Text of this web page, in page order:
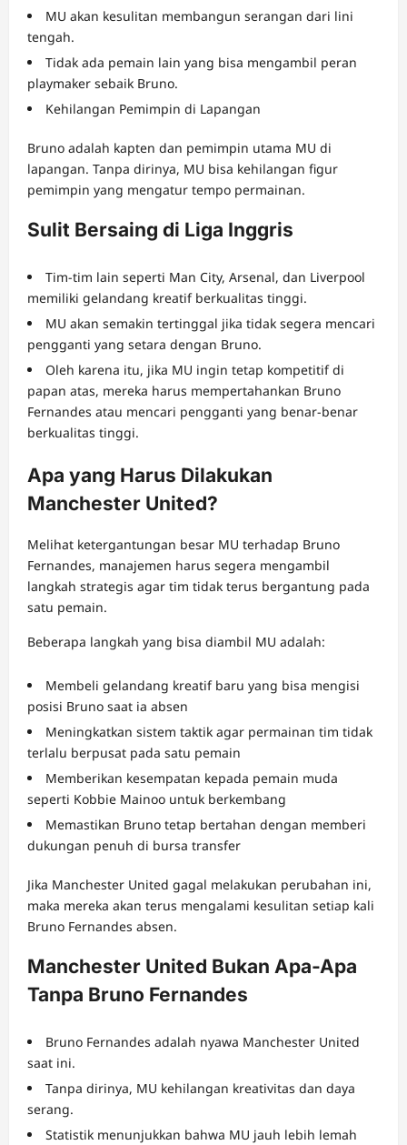
MU akan kesulitan membangun serangan dari lini
tengah.
Tidak ada pemain lain yang bisa mengambil peran
playmaker sebaik Bruno.
Kehilangan Pemimpin di Lapangan
Bruno adalah kapten dan pemimpin utama MU di
lapangan. Tanpa dirinya, MU bisa kehilangan figur
pemimpin yang mengatur tempo permainan.
Sulit Bersaing di Liga Inggris
Tim-tim lain seperti Man City, Arsenal, dan Liverpool
memiliki gelandang kreatif berkualitas tinggi.
MU akan semakin tertinggal jika tidak segera mencari
pengganti yang setara dengan Bruno.
Oleh karena itu, jika MU ingin tetap kompetitif di
papan atas, mereka harus mempertahankan Bruno
Fernandes atau mencari pengganti yang benar-benar
berkualitas tinggi.
Apa yang Harus Dilakukan
Manchester United?
Melihat ketergantungan besar MU terhadap Bruno
Fernandes, manajemen harus segera mengambil
langkah strategis agar tim tidak terus bergantung pada
satu pemain.
Beberapa langkah yang bisa diambil MU adalah:
Membeli gelandang kreatif baru yang bisa mengisi
posisi Bruno saat ia absen
Meningkatkan sistem taktik agar permainan tim tidak
terlalu berpusat pada satu pemain
Memberikan kesempatan kepada pemain muda
seperti Kobbie Mainoo untuk berkembang
Memastikan Bruno tetap bertahan dengan memberi
dukungan penuh di bursa transfer
Jika Manchester United gagal melakukan perubahan ini,
maka mereka akan terus mengalami kesulitan setiap kali
Bruno Fernandes absen.
Manchester United Bukan Apa-Apa
Tanpa Bruno Fernandes
Bruno Fernandes adalah nyawa Manchester United
saat ini.
Tanpa dirinya, MU kehilangan kreativitas dan daya
serang.
Statistik menunjukkan bahwa MU jauh lebih lemah